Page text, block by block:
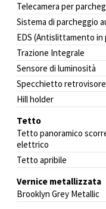
Telecamera per
Sistema di parcheggio
EDS (Antislittamento in
Trazione Integrale
Sensore di luminosità
Specchietto
Hill holder
Tetto
Tetto panoramico
elettrico
Tetto apribile
Vernice metallizzata
Brooklyn Grey Metallic